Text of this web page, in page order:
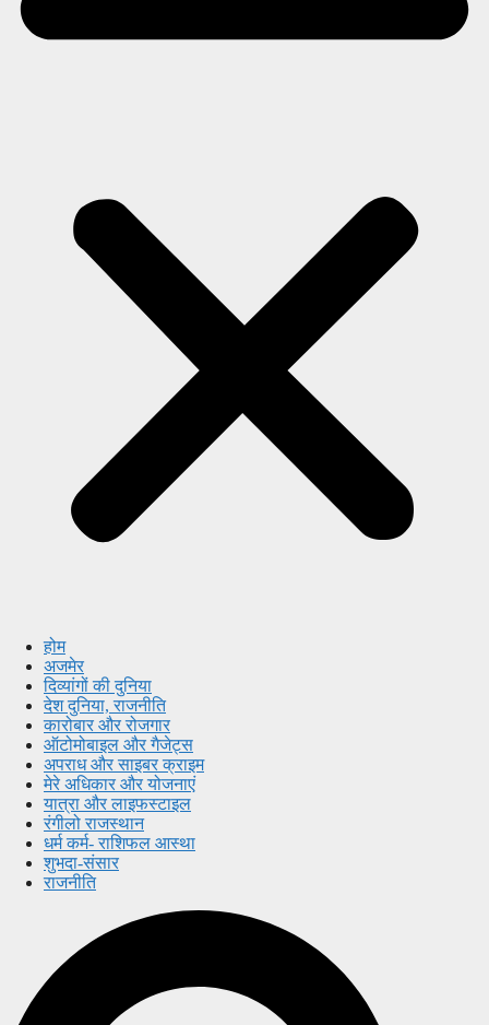
होम
अजमेर
दिव्यांगों की दुनिया
देश दुनिया, राजनीति
कारोबार और रोजगार
ऑटोमोबाइल और गैजेट्स
अपराध और साइबर क्राइम
मेरे अधिकार और योजनाएं
यात्रा और लाइफस्टाइल
रंगीलो राजस्थान
धर्म कर्म- राशिफल आस्था
शुभदा-संसार
राजनीति